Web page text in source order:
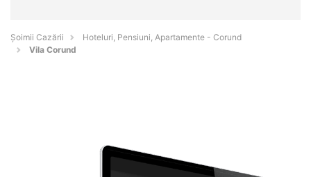
Șoimii Cazării
Hoteluri, Pensiuni, Apartamente - Corund
Vila Corund